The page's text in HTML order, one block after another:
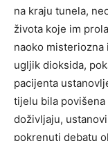
na kraju tunela,
života koje im
naoko
ugljik dioksida,
pacijenta
tijelu bila povišena
doživljaju,
pokrenuti debatu